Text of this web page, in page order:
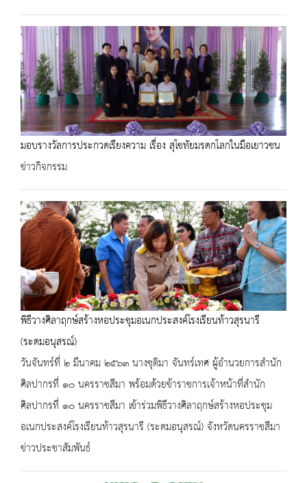
มอบรางวัลการประกวดเรียงความ เรื่อง สุโขทัยมรดกโลกในมือเยาวชน
ข่าวกิจกรรม
พิธีวางศิลาฤกษ์สร้างหอประชุมอเนกประสงค์โรงเรียนท้าวสุรนารี
(ระดมอนุสรณ์)
วันจันทร์ที่ ๒ มีนาคม ๒๕๖๓ นางชุติมา จันทร์เทศ ผู้อำนวยการสำนัก
ศิลปากรที่ ๑๐ นครราชสีมา พร้อมด้วยข้าราชการเจ้าหน้าที่สำนัก
ศิลปากรที่ ๑๐ นครราชสีมา เข้าร่วมพิธีวางศิลาฤกษ์สร้างหอประชุม
อเนกประสงค์โรงเรียนท้าวสุรนารี (ระดมอนุสรณ์) จังหวัดนครราชสีมา
ข่าวประชาสัมพันธ์